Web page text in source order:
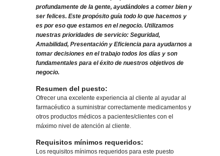
profundamente de la gente, ayudándoles a comer bien y
ser felices. Este propósito guía todo lo que hacemos y
es por eso que estamos en el negocio. Utilizamos
nuestras prioridades de servicio: Seguridad,
Amabilidad, Presentación y Eficiencia para ayudarnos a
tomar decisiones en el trabajo todos los días y son
fundamentales para el éxito de nuestros objetivos de
negocio.
Resumen del puesto:
Ofrecer una excelente experiencia al cliente al ayudar al
farmacéutico a suministrar correctamente medicamentos y
otros productos médicos a pacientes/clientes con el
máximo nivel de atención al cliente.
Requisitos mínimos requeridos:
Los requisitos mínimos requeridos para este puesto